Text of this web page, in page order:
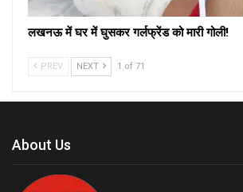
लखनऊ में घर में घुसकर गर्लफ्रेंड को मारी गोली!
PREV NEXT 1 of 71
About Us